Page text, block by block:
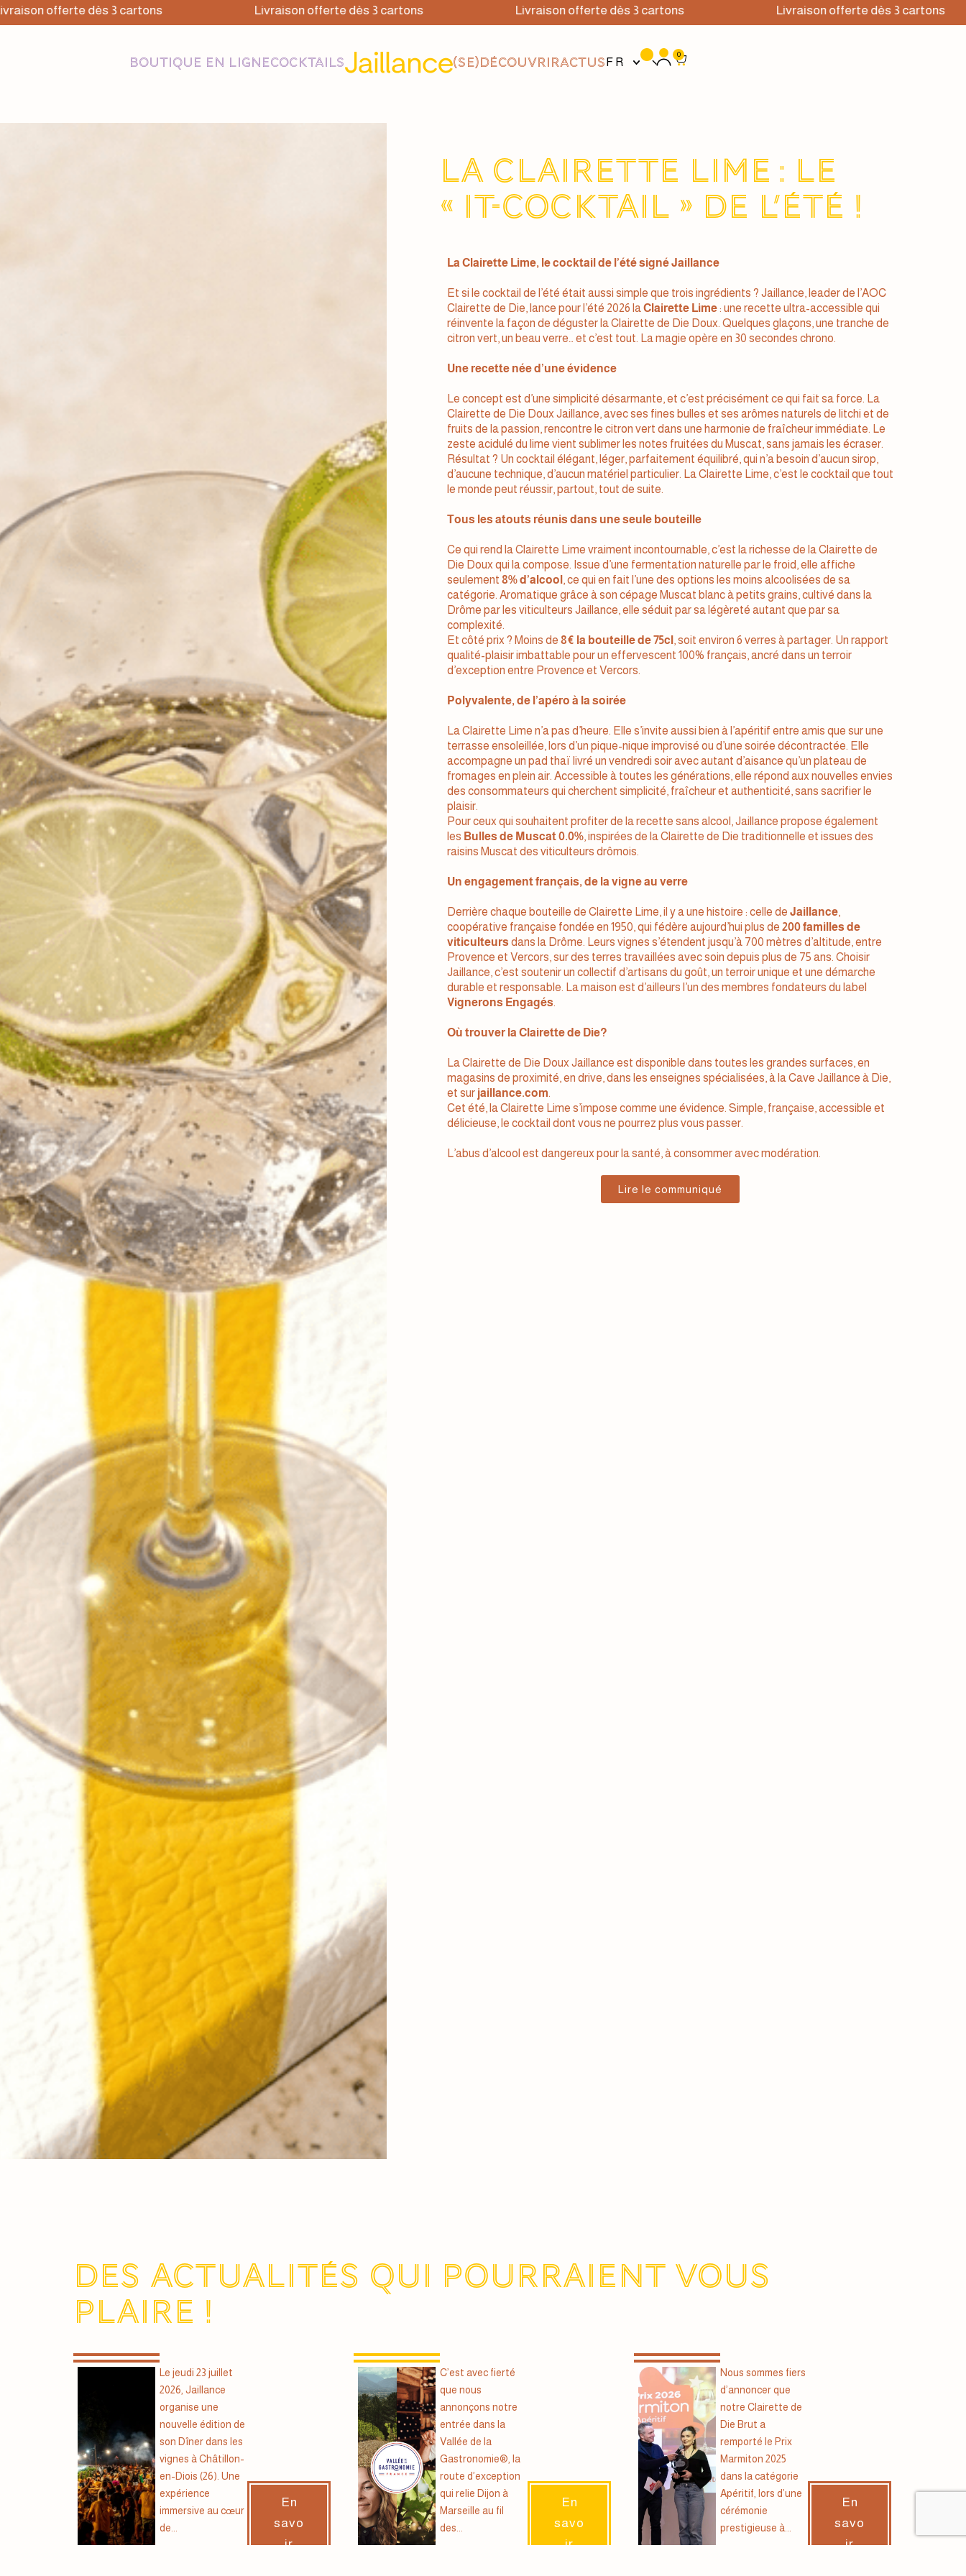
offerte dès 3 cartons Livraison offerte dès 3 cartons Livraison offerte dès 3 cartons Livraison offerte dès 3 cartons
BOUTIQUE EN LIGNECOCKTAILS (SE)DÉCOUVRIRACTUS FR
0
La Clairette Lime : le
« IT-cocktail » de l’été !
La Clairette Lime, le cocktail de l’été signé Jaillance
Et si le cocktail de l’été était aussi simple que trois ingrédients ? Jaillance, leader de l’AOC
Clairette de Die, lance pour l’été 2026 laClairette Lime : une recette ultra-accessible qui
réinvente la façon de déguster la Clairette de Die Doux. Quelques glaçons, une tranche de
citron vert, un beau verre… et c’est tout. La magie opère en 30 secondes chrono.
Une recette née d’une évidence
Le concept est d’une simplicité désarmante, et c’est précisément ce qui fait sa force. La
Clairette de Die Doux Jaillance, avec ses fines bulles et ses arômes naturels de litchi et de
fruits de la passion, rencontre le citron vert dans une harmonie de fraîcheur immédiate. Le
zeste acidulé du lime vient sublimer les notes fruitées du Muscat, sans jamais les écraser.
Résultat ? Un cocktail élégant, léger, parfaitement équilibré, qui n’a besoin d’aucun sirop,
d’aucune technique, d’aucun matériel particulier. La Clairette Lime, c’est le cocktail que tout
le monde peut réussir, partout, tout de suite.
Tous les atouts réunis dans une seule bouteille
Ce qui rend la Clairette Lime vraiment incontournable, c’est la richesse de la Clairette de
Die Doux qui la compose. Issue d’une fermentation naturelle par le froid, elle affiche
seulement 8% d’alcool , ce qui en fait l’une des options les moins alcoolisées de sa
catégorie. Aromatique grâce à son cépage Muscat blanc à petits grains, cultivé dans la
Drôme par les viticulteurs Jaillance, elle séduit par sa légèreté autant que par sa
complexité.
Et côté prix ? Moins de 8€ la bouteille de 75cl , soit environ 6 verres à partager. Un rapport
qualité-plaisir imbattable pour un effervescent 100% français, ancré dans un terroir
d’exception entre Provence et Vercors.
Polyvalente, de l’apéro à la soirée
La Clairette Lime n’a pas d’heure. Elle s’invite aussi bien à l’apéritif entre amis que sur une
terrasse ensoleillée, lors d’un pique-nique improvisé ou d’une soirée décontractée. Elle
accompagne un pad thaï livré un vendredi soir avec autant d’aisance qu’un plateau de
fromages en plein air. Accessible à toutes les générations, elle répond aux nouvelles envies
des consommateurs qui cherchent simplicité, fraîcheur et authenticité, sans sacrifier le
plaisir.
Pour ceux qui souhaitent profiter de la recette sans alcool, Jaillance propose également
les Bulles de Muscat 0.0%, inspirées de la Clairette de Die traditionnelle et issues des
raisins Muscat des viticulteurs drômois.
Un engagement français, de la vigne au verre
Derrière chaque bouteille de Clairette Lime, il y a une histoire : celle de Jaillance,
coopérative française fondée en 1950, qui fédère aujourd’hui plus de 200 familles de
viticulteurs dans la Drôme. Leurs vignes s’étendent jusqu’à 700 mètres d’altitude, entre
Provence et Vercors, sur des terres travaillées avec soin depuis plus de 75 ans. Choisir
Jaillance, c’est soutenir un collectif d’artisans du goût, un terroir unique et une démarche
durable et responsable. La maison est d’ailleurs l’un des membres fondateurs du label
Vignerons Engagés.
Où trouver la Clairette de Die?
La Clairette de Die Doux Jaillance est disponible dans toutes les grandes surfaces, en
magasins de proximité, en drive, dans les enseignes spécialisées, à la Cave Jaillance à Die,
et sur jaillance.com.
Cet été,la Clairette Lime s’impose comme une évidence. Simple, française, accessible et
délicieuse, le cocktail dont vous ne pourrez plus vous passer.
L’abus d’alcool est dangereux pour la santé, à consommer avec modération.
Lire le communiqué
Des actualités qui pourraient vous
plaire !
Le jeudi 23 juillet
2026, Jaillance
organise une
nouvelle édition de
son Dîner dans les
vignes à Châtillon-
en-Diois (26). Une
expérience
immersive au cœur
de...
En
savo
ir
C’est avec fierté
que nous
annonçons notre
entrée dans la
Vallée de la
Gastronomie®, la
route d’exception
qui relie Dijon à
Marseille au fil
des...
En
savo
ir
Nous sommes fiers
d’annoncer que
notre Clairette de
Die Brut a
remporté le Prix
Marmiton 2025
dans la catégorie
Apéritif, lors d’une
cérémonie
prestigieuse à...
En
savo
ir